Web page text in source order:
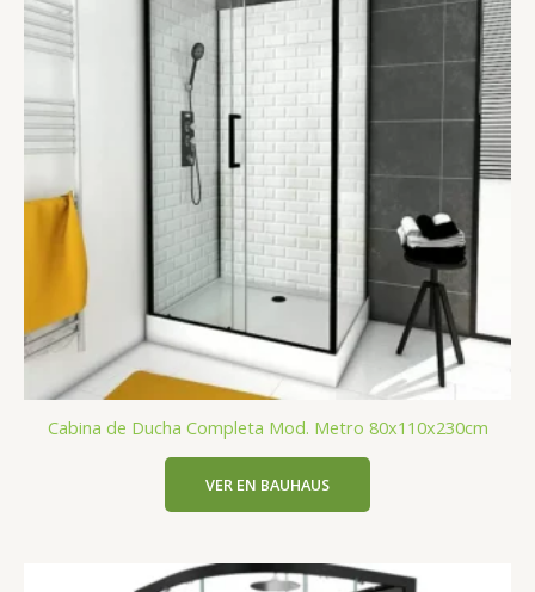
Cabina de Ducha Completa Mod. Metro 80x110x230cm
VER EN BAUHAUS